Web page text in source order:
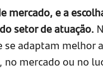
mercado, e a
setor de atuação.
adaptam melhor a
mercado ou no